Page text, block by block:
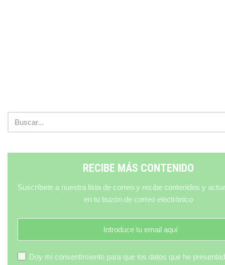
RECIBE MÁS CONTENIDO
Suscríbete a nuestra lista de correo y recibe contenidos y
en tu buzón de correo electrónico
Doy mi consentimiento para que los datos que he